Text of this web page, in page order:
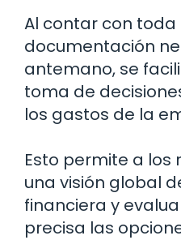
Al contar con
documentación
antemano, se
toma de
los gastos de la
Esto permite a
una visión global
financiera y
precisa las